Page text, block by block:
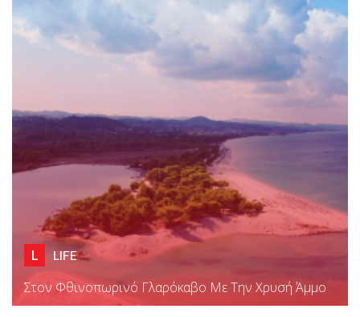
L LIFE
Στον Φθινοπωρινό Γλαρόκαβο Με Την Χρυσή Άμμο